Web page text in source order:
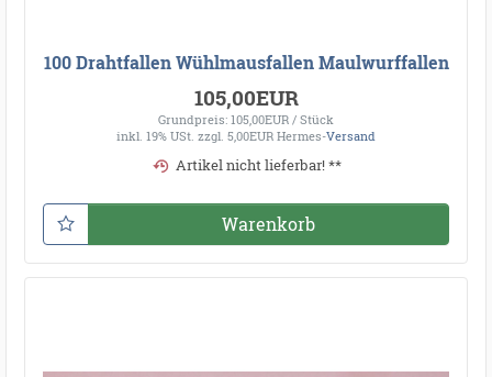
100 Drahtfallen Wühlmausfallen Maulwurffallen
105,00EUR
Grundpreis: 105,00EUR / Stück
inkl. 19% USt. zzgl. 5,00EUR Hermes-Versand
Artikel nicht lieferbar! **
Warenkorb